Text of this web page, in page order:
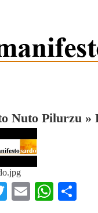
Nuto Pilurzu »
TwitterEmail